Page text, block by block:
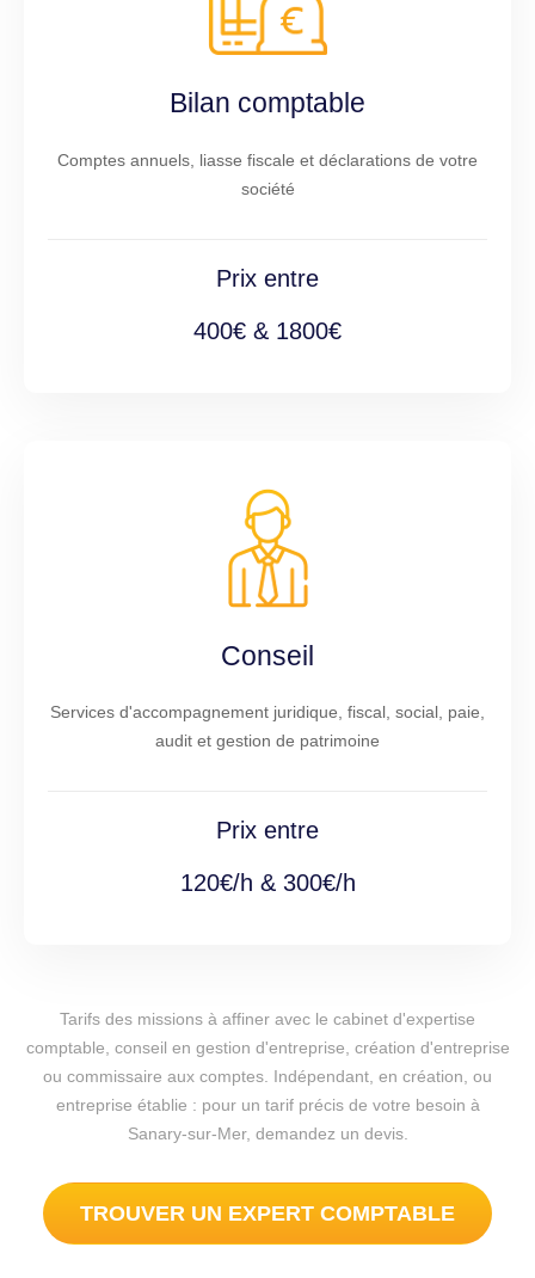
Bilan comptable
Comptes annuels, liasse fiscale et déclarations de votre
société
Prix entre
400€ & 1800€
Conseil
Services d'accompagnement juridique, fiscal, social, paie,
audit et gestion de patrimoine
Prix entre
120€/h & 300€/h
Tarifs des missions à affiner avec le cabinet d'expertise
comptable, conseil en gestion d'entreprise, création d'entreprise
ou commissaire aux comptes. Indépendant, en création, ou
entreprise établie : pour un tarif précis de votre besoin à
Sanary-sur-Mer, demandez un devis.
TROUVER UN EXPERT COMPTABLE